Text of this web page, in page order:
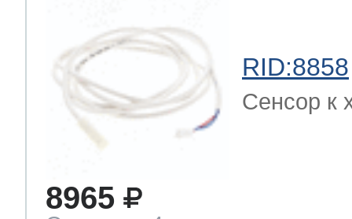
RID:8858
Сенсор к
8965